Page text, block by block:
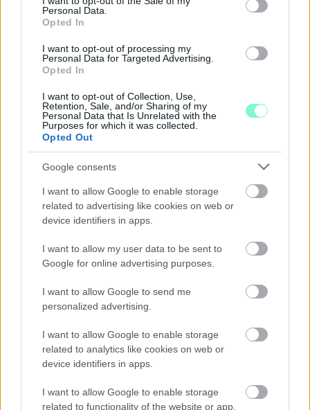
Personal Data.
Opted In
I want to opt-out of processing my
Personal Data for Targeted Advertising.
Opted In
I want to opt-out of Collection, Use,
Retention, Sale, and/or Sharing of my
Personal Data that Is Unrelated with the
Purposes for which it was collected.
Opted Out
Google consents
I want to allow Google to enable storage
related to advertising like cookies on web or
device identifiers in apps.
I want to allow my user data to be sent to
Google for online advertising purposes.
I want to allow Google to send me
personalized advertising.
I want to allow Google to enable storage
related to analytics like cookies on web or
device identifiers in apps.
I want to allow Google to enable storage
related to functionality of the website or app.
A BAROKK ÖSSZES ÁRNYALATA ÉS MÉG EGY SOR
KIVÁLÓ PROGRAM VÁR MINDENKIT EZEN A HÉTVÉGÉN
GYŐRBEN
Középpontban a hagyományőrzés, de lesz Pogány Induló és
Majka koncert, jóga szeánsz, “borhajózás” és egy csomó minden
Szólj hozzá!